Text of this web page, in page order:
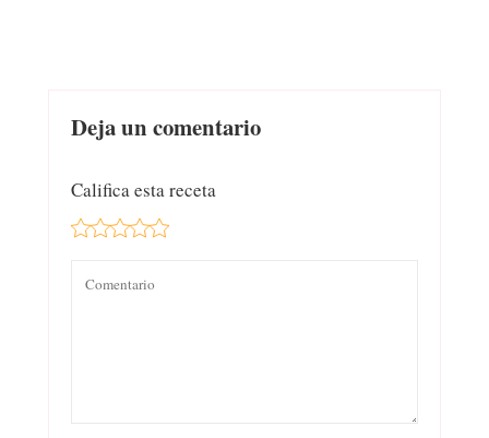
Deja un comentario
Califica esta receta